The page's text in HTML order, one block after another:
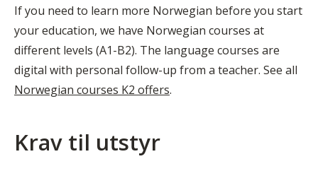
If you need to learn more Norwegian before you start
your education, we have Norwegian courses at
different levels (A1-B2). The language courses are
digital with personal follow-up from a teacher. See all
Norwegian courses K2 offers.
Krav til utstyr